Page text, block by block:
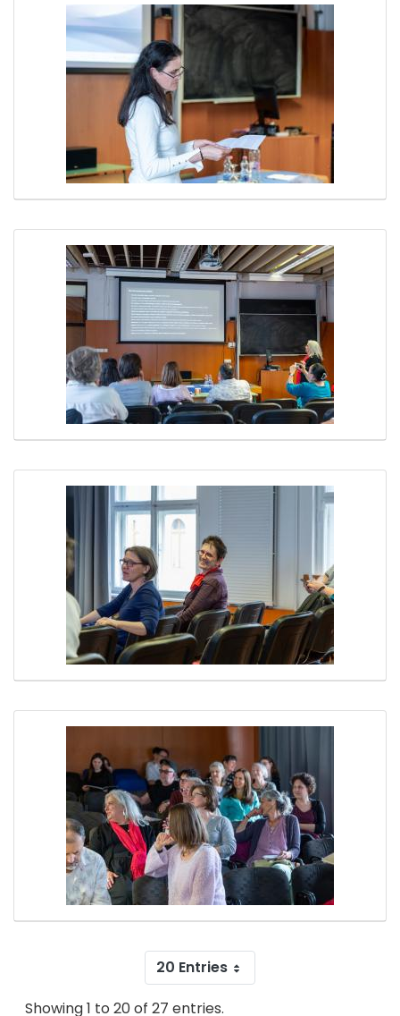
20 Entries
Showing 1 to 20 of 27 entries.